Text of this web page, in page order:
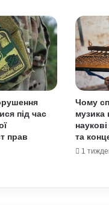
2026 року:
нові
Чому
для ПМЖ:
країни
Павло
України у
Умєрова
під час
прав
Чому
музика
та
1